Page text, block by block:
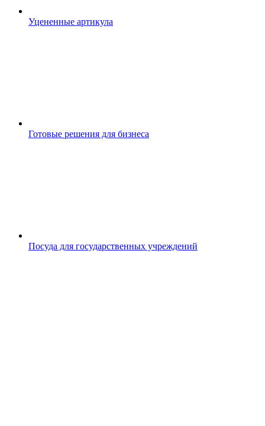
Уцененные артикула
Готовые решения для бизнеса
Посуда для государственных учреждений